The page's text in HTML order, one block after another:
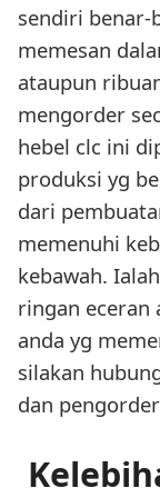
sendiri benar-
memesan
ataupun
mengorder
hebel clc ini
produksi yg
dari
memenuhi
kebawah.
ringan eceran
anda yg
silakan
dan